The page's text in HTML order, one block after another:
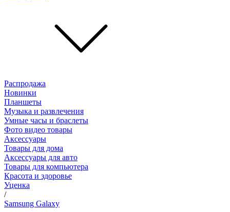
Распродажа
Новинки
Планшеты
Музыка и развлечения
Умные часы и браслеты
Фото видео товары
Аксессуары
Товары для дома
Аксессуары для авто
Товары для компьютера
Красота и здоровье
Уценка
/
Samsung Galaxy